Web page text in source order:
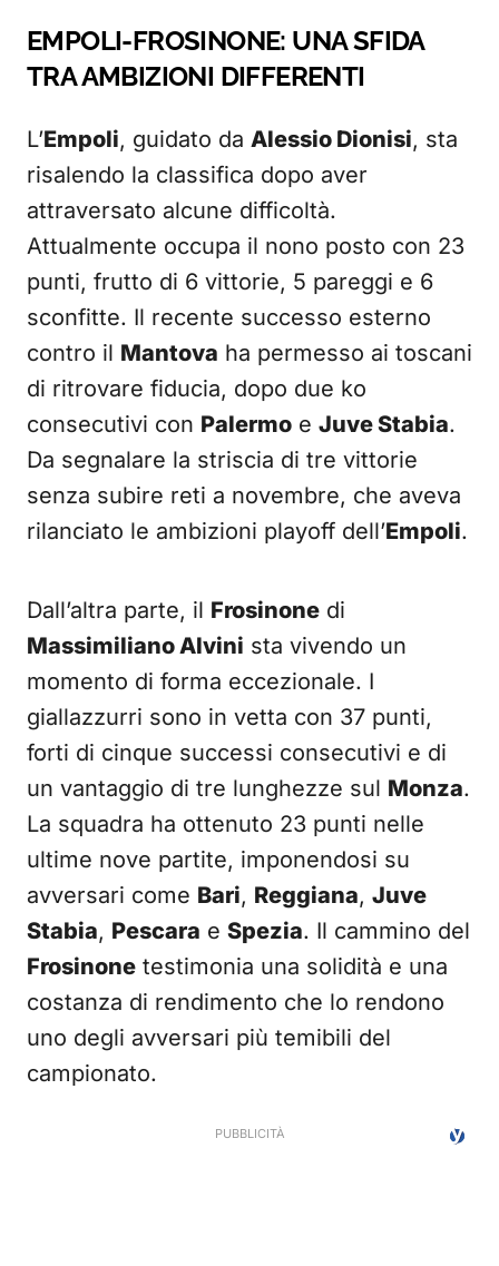
EMPOLI-FROSINONE: UNA SFIDA
TRA AMBIZIONI DIFFERENTI
L’Empoli, guidato da Alessio Dionisi, sta
risalendo la classifica dopo aver
attraversato alcune difficoltà.
Attualmente occupa il nono posto con 23
punti, frutto di 6 vittorie, 5 pareggi e 6
sconfitte. Il recente successo esterno
contro il Mantova ha permesso ai toscani
di ritrovare fiducia, dopo due ko
consecutivi con Palermo e Juve Stabia.
Da segnalare la striscia di tre vittorie
senza subire reti a novembre, che aveva
rilanciato le ambizioni playoff dell’Empoli.
Dall’altra parte, il Frosinone di
Massimiliano Alvini sta vivendo un
momento di forma eccezionale. I
giallazzurri sono in vetta con 37 punti,
forti di cinque successi consecutivi e di
un vantaggio di tre lunghezze sul Monza.
La squadra ha ottenuto 23 punti nelle
ultime nove partite, imponendosi su
avversari come Bari, Reggiana, Juve
Stabia, Pescara e Spezia. Il cammino del
Frosinone testimonia una solidità e una
costanza di rendimento che lo rendono
uno degli avversari più temibili del
campionato.